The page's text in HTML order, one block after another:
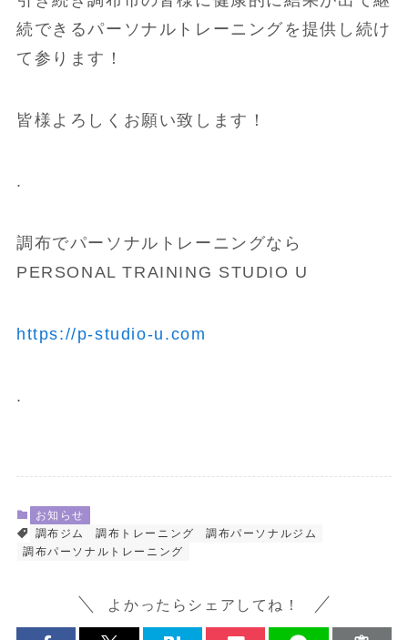
続できるパーソナルトレーニングを提供し続け
て参ります！
皆様よろしくお願い致します！
.
調布でパーソナルトレーニングなら
PERSONAL TRAINING STUDIO U
https://p-studio-u.com
.
お知らせ
調布ジム
調布トレーニング
調布パーソナルジム
調布パーソナルトレーニング
よかったらシェアしてね！